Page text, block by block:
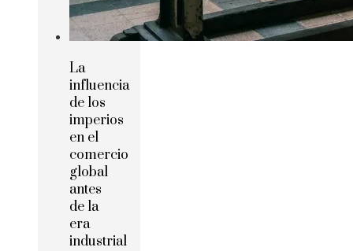
La
influencia
de los
imperios
en el
comercio
global
antes
de la
era
industrial